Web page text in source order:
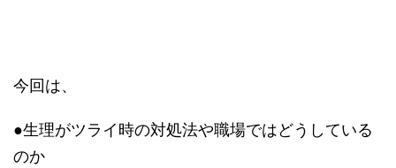
今回は、
●生理がツライ時の対処法や職場ではどうしている
のか